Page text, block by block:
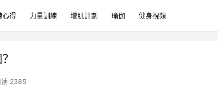
心得 力量訓練 增肌計劃 瑜伽 健身視頻
2385